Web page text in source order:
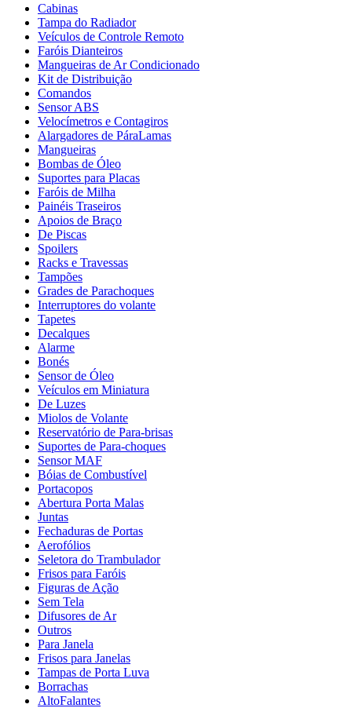
Cabinas
Tampa do Radiador
Veículos de Controle Remoto
Faróis Dianteiros
Mangueiras de Ar Condicionado
Kit de Distribuição
Comandos
Sensor ABS
Velocímetros e Contagiros
Alargadores de PáraLamas
Mangueiras
Bombas de Óleo
Suportes para Placas
Faróis de Milha
Painéis Traseiros
Apoios de Braço
De Piscas
Spoilers
Racks e Travessas
Tampões
Grades de Parachoques
Interruptores do volante
Tapetes
Decalques
Alarme
Bonés
Sensor de Óleo
Veículos em Miniatura
De Luzes
Miolos de Volante
Reservatório de Para-brisas
Suportes de Para-choques
Sensor MAF
Bóias de Combustível
Portacopos
Abertura Porta Malas
Juntas
Fechaduras de Portas
Aerofólios
Seletora do Trambulador
Frisos para Faróis
Figuras de Ação
Sem Tela
Difusores de Ar
Outros
Para Janela
Frisos para Janelas
Tampas de Porta Luva
Borrachas
AltoFalantes